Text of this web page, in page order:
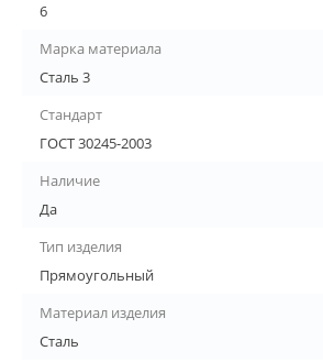
6
Марка материала
Сталь 3
Стандарт
ГОСТ 30245-2003
Наличие
Да
Тип изделия
Прямоугольный
Материал изделия
Сталь